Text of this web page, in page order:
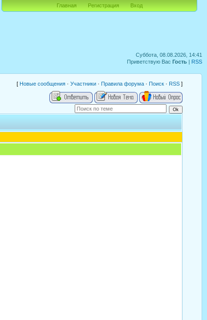
Суббота, 08.08.2026, 14:41
Приветствую Вас Гость | RSS
Главная Регистрация Вход
[ Новые сообщения · Участники · Правила форума · Поиск · RSS ]